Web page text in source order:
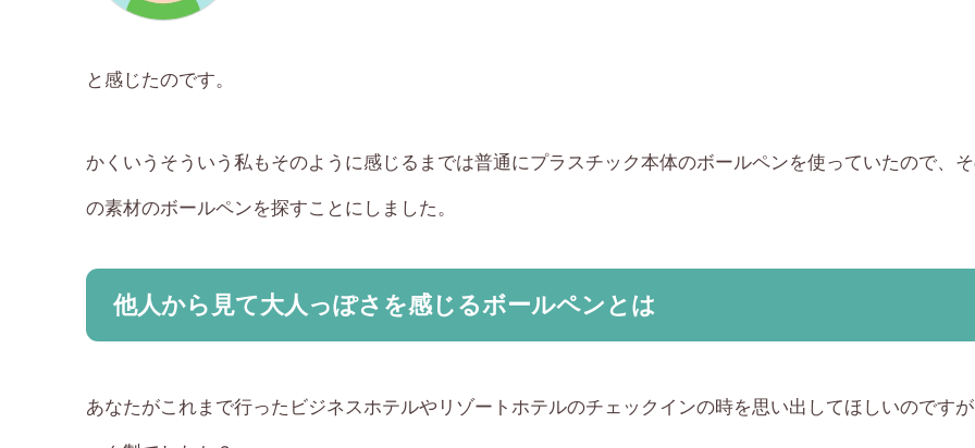
と感じたのです。
かくいうそういう私もそのように感じるまでは普通にプラスチック本体のボールペンを使っていたので、
の素材のボールペンを探すことにしました。
他人から見て大人っぽさを感じるボールペンとは
あなたがこれまで行ったビジネスホテルやリゾートホテルのチェックインの時を思い出してほしいのです